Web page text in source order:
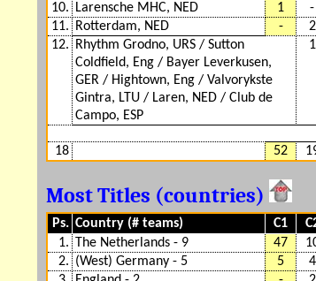
10.
Larensche MHC, NED 1 -
11.
Rotterdam, NED - 2
12.
Rhythm Grodno, URS / Sutton
Coldfield, Eng / Bayer Leverkusen,
GER / Hightown, Eng / Valvorykste
Gintra, LTU / Laren, NED / Club de
Campo, ESP
1
18 52
Most Titles (countries)
Ps. Country (# teams) C1
1. The Netherlands - 9 47
2. (West) Germany - 5 5 4